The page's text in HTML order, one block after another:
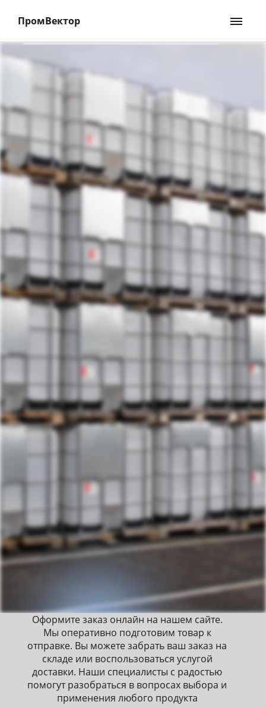
ПромВектор
Оформите заказ онлайн на нашем сайте.
Мы оперативно подготовим товар к
отправке. Вы можете забрать ваш заказ на
складе или воспользоваться услугой
доставки. Наши специалисты с радостью
помогут разобраться в вопросах выбора и
применения любого продукта